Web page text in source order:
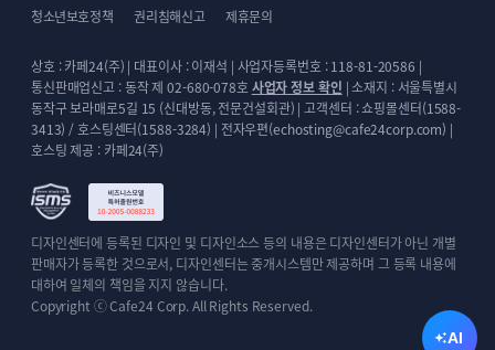
as는 언제나 가능합니다
홈페이지를 이용하시면서 불편하거나 오류가
발견되셨다면 언제든 알려주세요. 세심하게 확인하여
빠르게 개선해 드리겠습니다. 또한, 원하시는 디자인
커스텀도 수정이 가능하니 문의상담 해주세요.
청소년보호정책
권리침해신고 제휴문의
상호 : 카페24(주) | 대표이사 : 이재석 | 사업자등록번호 : 118-81-20586 |
통신판매업신고 : 동작 제 02-680-078호사업자 정보 확인 | 소재지 : 서울특별시
동작구 보라매로5길 15 (신대방동, 전문건설회관) | 고객센터 : 쇼핑몰센터(1588-
3413) / 호스팅센터(1588-3284) | 전자우편(echosting@cafe24corp.com) |
호스팅 제공 : 카페24(주)
디자인센터에 등록된 디자인 및 디자인소스 등의 내용은 디자인센터가 아닌 개별
판매자가 등록한 것으로서, 디자인센터는 중개시스템만 제공하며 그 등록 내용에
대하여 일체의 책임을 지지 않습니다.
Copyright ⓒ Cafe24 Corp. All Rights Reserved.
AI